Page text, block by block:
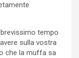
tempo
sulla vostra
che la muffa sa